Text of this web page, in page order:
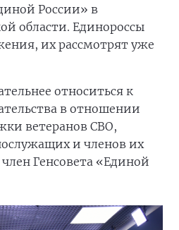
России» в
области. Единороссы
их рассмотрят уже
относиться к
в отношении
ветеранов СВО,
и членов их
Генсовета «Единой